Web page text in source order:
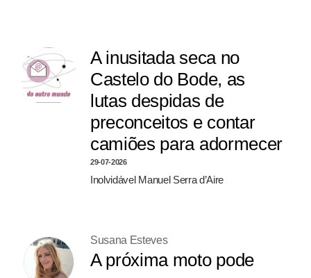
A inusitada seca no
Castelo do Bode, as
lutas despidas de
preconceitos e contar
camiões para adormecer
29-07-2026
Inolvidável Manuel Serra d’Aire
Susana Esteves
A próxima moto pode